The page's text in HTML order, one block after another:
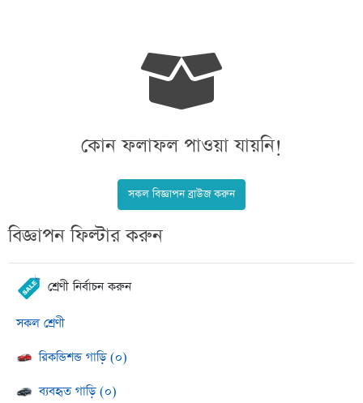
বিজ্ঞাপন ফিল্টার করুন
শ্রেণী নির্বাচন করুন
সকল শ্রেণী
রিকন্ডিশন্ড গাড়ি (০)
ব্যবহৃত গাড়ি (০)
কোন ফলাফল পাওয়া যায়নি!
সকল বিজ্ঞাপন ব্রাউজ করুন